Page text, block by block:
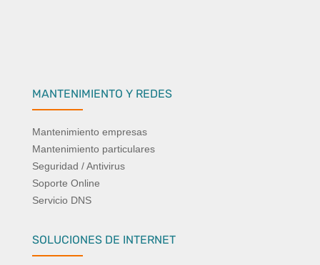
MANTENIMIENTO Y REDES
Mantenimiento empresas
Mantenimiento particulares
Seguridad / Antivirus
Soporte Online
Servicio DNS
SOLUCIONES DE INTERNET